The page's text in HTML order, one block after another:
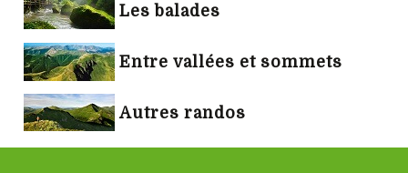
Les balades
Entre vallées et sommets
Autres randos